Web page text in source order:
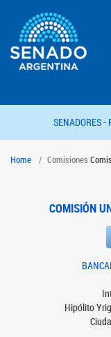
SENADORES -
Home Comisiones
COMISIÓN
Hipólito